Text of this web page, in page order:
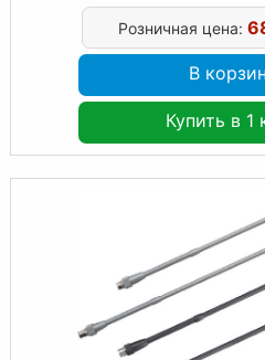
Розничная цена:
В
Купить в 1